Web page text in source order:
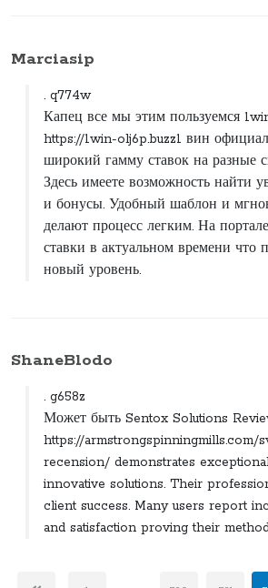
Marciasip
. q774w
Капец все мы этим пользуемся
https://1win-olj6p.buzz1 вин
широкий гамму ставок на разные
Здесь имеете возможность найти
и бонусы. Удобный шаблон и
делают процесс легким. На
ставки в актуальном времени что
новый уровень.
ShaneBlodo
. g658z
Может быть Sentox Solutions
https://armstrongspinningmills.com/
recension/ demonstrates
innovative solutions. Their
client success. Many users report
and satisfaction proving their